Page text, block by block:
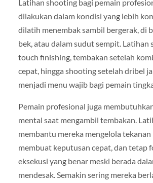
Latihan shooting bagi pemain
dilakukan dalam kondisi yang lebih
dilatih menembak sambil bergerak, di
bek, atau dalam sudut sempit. Latihan
touch finishing, tembakan setelah
cepat, hingga shooting setelah dribel
menjadi menu wajib bagi pemain
Pemain profesional juga
mental saat mengambil tembakan.
membantu mereka mengelola
membuat keputusan cepat, dan tetap
eksekusi yang benar meski berada
mendesak. Semakin sering mereka